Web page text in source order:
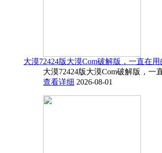
大漠72424版大漠Com破解版，一直在
大漠72424版大漠Com破解版，
查看详细 2026-08-01